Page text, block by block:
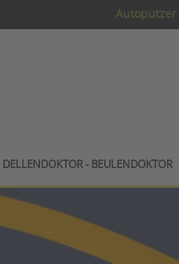
Autoputzer
DELLENDOKTOR - BEULENDOKTOR